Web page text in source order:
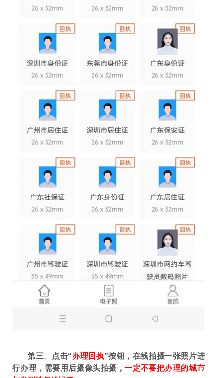
第三、点击“办理回执”按钮，在线拍摄一张照片进
行办理，需要用后摄像头拍摄，一定不要把办理的城市